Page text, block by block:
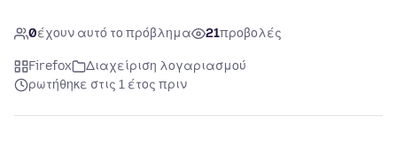
0έχουν αυτό το πρόβλημα 21προβολές
Firefox
Διαχείριση λογαριασμού
ρωτήθηκε στις 1 έτος πριν